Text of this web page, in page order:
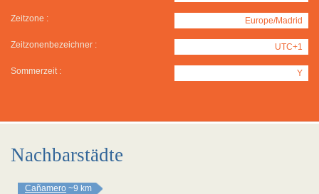
Zeitzone : Europe/Madrid
Zeitzonenbezeichner : UTC+1
Sommerzeit : Y
Nachbarstädte
Cañamero ~9 km